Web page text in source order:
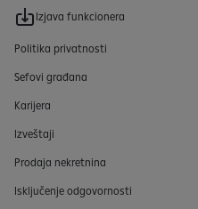
Izjava funkcionera
Politika privatnosti
Sefovi građana
Karijera
Izveštaji
Prodaja nekretnina
Isključenje odgovornosti